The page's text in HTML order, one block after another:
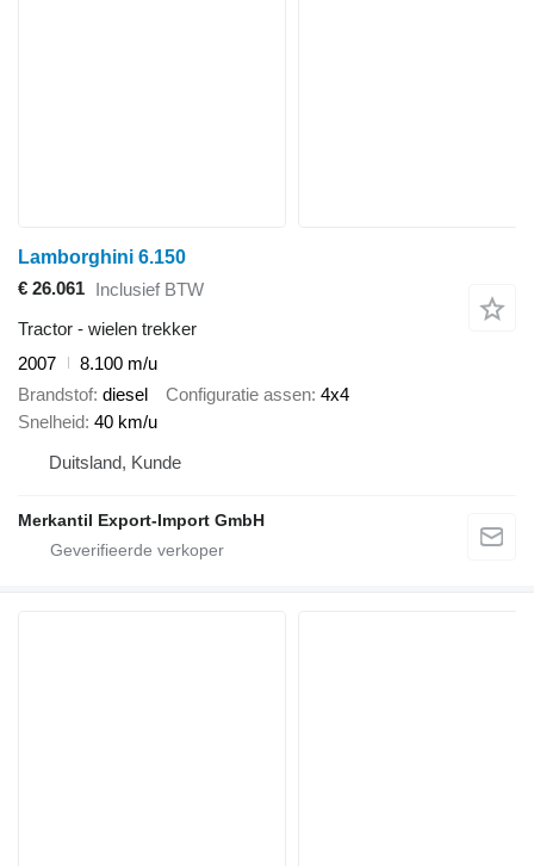
Lamborghini 6.150
€ 26.061 Inclusief BTW
Tractor - wielen trekker
2007
8.100 m/u
Brandstof diesel Configuratie assen 4x4
Snelheid 40 km/u
Duitsland, Kunde
Merkantil Export-Import GmbH